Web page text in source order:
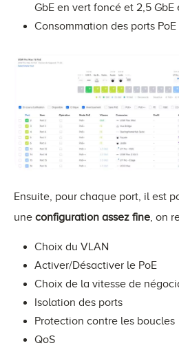
GbE en vert foncé et 2,5 GbE
Consommation des ports PoE
Ensuite, pour chaque port, il est
une configuration assez fine, on
Choix du VLAN
Activer/Désactiver le PoE
Choix de la vitesse de
Isolation des ports
Protection contre les boucles
QoS